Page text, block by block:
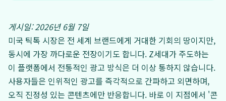
게시일: 2026년 6월 7일
미국 틱톡 시장은 전 세계 브랜드에게 거대한 기회의 땅이지만,
동시에 가장 까다로운 전장이기도 합니다. Z세대가 주도하는
이 플랫폼에서 전통적인 광고 방식은 더 이상 통하지 않습니다.
사용자들은 인위적인 광고를 즉각적으로 간파하고 외면하며,
오직 진정성 있는 콘텐츠에만 반응합니다. 바로 이 지점에서 '콘